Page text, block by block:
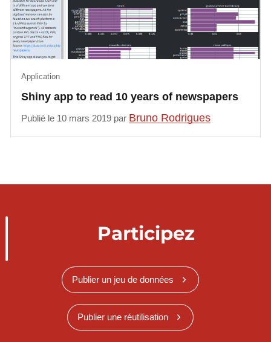
Shiny app to read 10 years of newspapers
Application
Publié le 10 mars 2019 par Bruno Rodrigues
Participez
Publier un jeu de données
Publier une réutilisation